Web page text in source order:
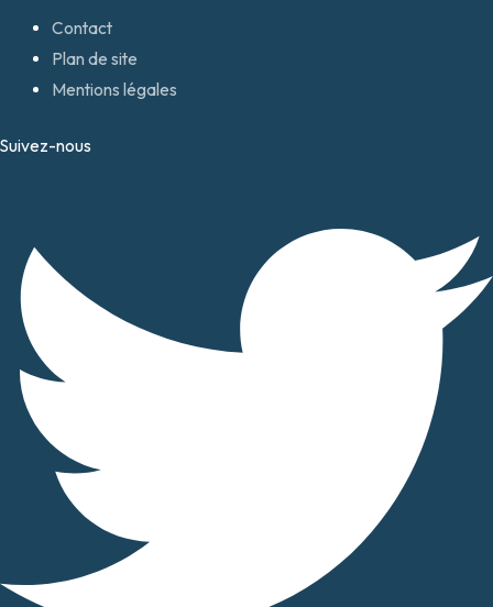
Contact
Plan de site
Mentions légales
Suivez-nous